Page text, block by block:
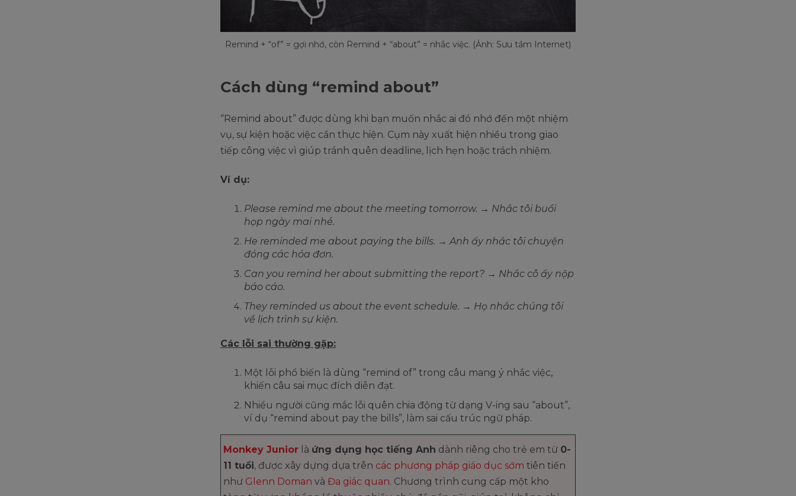
Remind + “of” = gợi nhớ, còn Remind + “about” = nhắc việc. (Ảnh: Sưu tầm Internet)
Cách dùng “remind about”
“Remind about” được dùng khi bạn muốn nhắc ai đó nhớ đến một nhiệm
vụ, sự kiện hoặc việc cần thực hiện. Cụm này xuất hiện nhiều trong giao
tiếp công việc vì giúp tránh quên deadline, lịch hẹn hoặc trách nhiệm.
Ví dụ:
Please remind me about the meeting tomorrow. → Nhắc tôi buổi
họp ngày mai nhé.
He reminded me about paying the bills. → Anh ấy nhắc tôi chuyện
đóng các hóa đơn.
Can you remind her about submitting the report? → Nhắc cô ấy nộp
báo cáo.
They reminded us about the event schedule. → Họ nhắc chúng tôi
về lịch trình sự kiện.
Các lỗi sai thường gặp:
Một lỗi phổ biến là dùng “remind of” trong câu mang ý nhắc việc,
khiến câu sai mục đích diễn đạt.
Nhiều người cũng mắc lỗi quên chia động từ dạng V-ing sau “about”,
ví dụ “remind about pay the bills”, làm sai cấu trúc ngữ pháp.
Monkey Junior là ứng dụng học tiếng Anh dành riêng cho trẻ em từ 0-
11 tuổi, được xây dựng dựa trên các phương pháp giáo dục sớm tiên tiến
như Glenn Doman và Đa giác quan. Chương trình cung cấp một kho